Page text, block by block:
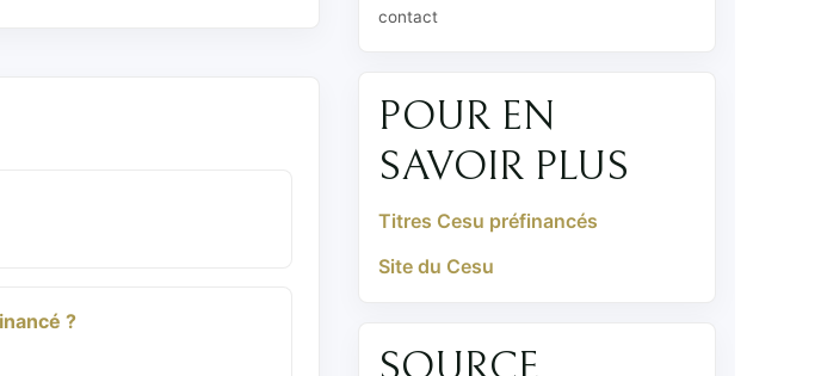
?
contact
POUR EN
SAVOIR PLUS
Titres Cesu préfinancés
Site du Cesu